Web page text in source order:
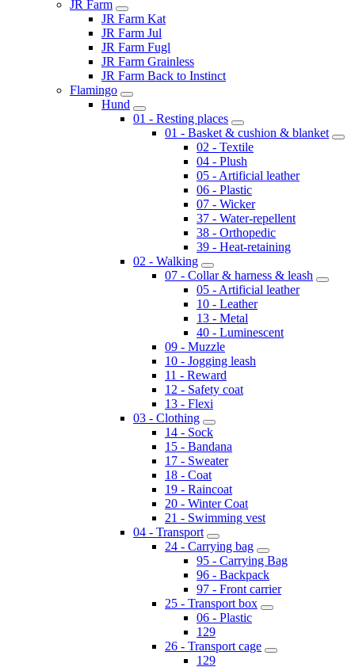
JR Farm
JR Farm Kat
JR Farm Jul
JR Farm Fugl
JR Farm Grainless
JR Farm Back to Instinct
Flamingo
Hund
01 - Resting places
01 - Basket & cushion & blanket
02 - Textile
04 - Plush
05 - Artificial leather
06 - Plastic
07 - Wicker
37 - Water-repellent
38 - Orthopedic
39 - Heat-retaining
02 - Walking
07 - Collar & harness & leash
05 - Artificial leather
10 - Leather
13 - Metal
40 - Luminescent
09 - Muzzle
10 - Jogging leash
11 - Reward
12 - Safety coat
13 - Flexi
03 - Clothing
14 - Sock
15 - Bandana
17 - Sweater
18 - Coat
19 - Raincoat
20 - Winter Coat
21 - Swimming vest
04 - Transport
24 - Carrying bag
95 - Carrying Bag
96 - Backpack
97 - Front carrier
25 - Transport box
06 - Plastic
129
26 - Transport cage
129